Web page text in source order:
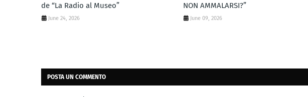
de “La Radio al Museo”
June 24, 2026
NON AMMALARSI?”
June 09, 2026
POSTA UN COMMENTO